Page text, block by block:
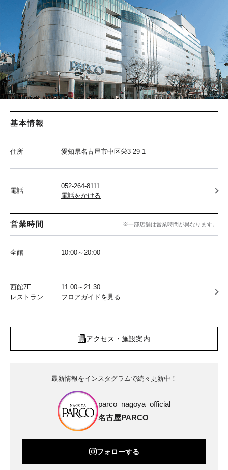
基本情報
住所 愛知県名古屋市中区栄3-29-1
電話
052-264-8111
電話をかける
営業時間 ※一部店舗は営業時間が異なります。
全館 10:00～20:00
西館7F
レストラン
11:00～21:30
フロアガイドを見る
アクセス・施設案内
最新情報をインスタグラムで続々更新中！
parco_nagoya_official
名古屋PARCO
フォローする